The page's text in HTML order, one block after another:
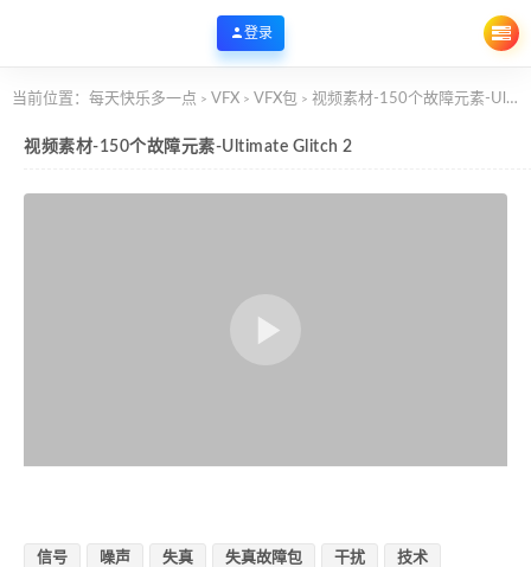
登录
当前位置： 每天快乐多一点 > VFX > VFX包 > 视频素材-150个故障元素-Ultimate Glitch 2
视频素材-150个故障元素-Ultimate Glitch 2
信号 噪声 失真 失真故障包 干扰 技术